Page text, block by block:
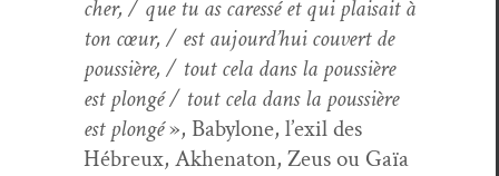
cher, / que tu as caressé et qui plai­sait à
ton cœur, / est aujourd’hui cou­vert de
pous­sière, / tout cela dans la pous­sière
est plongé / tout cela dans la pous­sière
est plongé», Baby­lone, l’exil des
Hébreux, Akhen­aton, Zeus ou Gaïa